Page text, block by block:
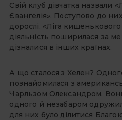
Свій клуб дівчатка назвали
Євангелія». Поступово до
дорослі. «Ліга кишенькового
діяльність поширилася за
дізналися в інших країнах.
А що сталося з Хелен?
познайомилася з
Чарльзом Олександром.
одного й незабаром
для них було ділитися